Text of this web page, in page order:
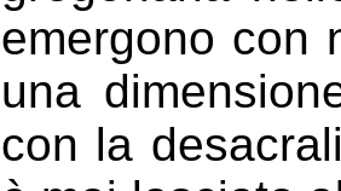
emergono con
una
con la